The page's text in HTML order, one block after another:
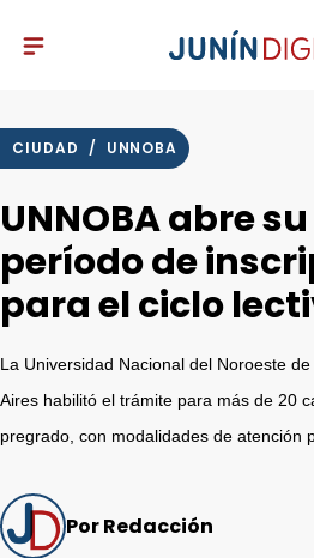
CIUDAD / UNNOBA
UNNOBA abre
período de
para el ciclo
La Universidad Nacional del Noroeste
Aires habilitó el trámite para más de 20
pregrado, con modalidades de atención
Por Redacción